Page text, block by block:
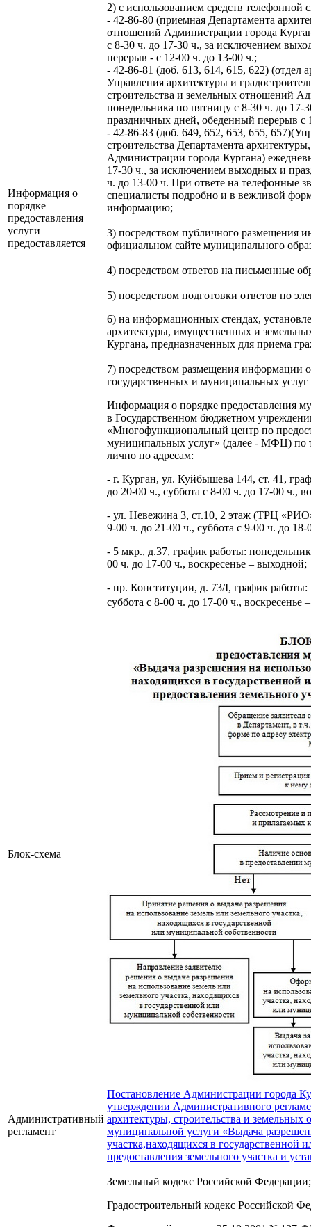
Информация о
порядке
предоставления
услуги
предоставляется
2) с использованием средств телефонной
- 42-86-80 (приемная Департамента
отношений Администрации города
с 8-30 ч. до 17-30 ч., за исключением
перерыв - с 12-00 ч. до 13-00 ч.;
- 42-86-81 (доб. 613, 614, 615, 622) (отдел
Управления архитектуры и
строительства и земельных отношений
понедельника по пятницу с 8-30 ч. до
праздничных дней, обеденный перерыв с
- 42-86-83 (доб. 649, 652, 653, 655,
строительства Департамента
Администрации города Кургана)
17-30 ч., за исключением выходных и
ч. до 13-00 ч. При ответе на телефонные
специалисты подробно и в вежливой
информацию;
3) посредством публичного размещения
официальном сайте муниципального
4) посредством ответов на письменные
5) посредством подготовки ответов по
6) на информационных стендах,
архитектуры, имущественных и
Кургана, предназначенных для приема
7) посредством размещения информации
государственных и муниципальных
Информация о порядке предоставления
в Государственном бюджетном
«Многофункциональный центр по
муниципальных услуг» (далее - МФЦ) по
лично по адресам:
- г. Курган, ул. Куйбышева 144, ст. 41,
до 20-00 ч., суббота с 8-00 ч. до 17-00 ч.,
- ул. Невежина 3, ст.10, 2 этаж (ТРЦ
9-00 ч. до 21-00 ч., суббота с 9-00 ч. до
- 5 мкр., д.37, график работы:
00 ч. до 17-00 ч., воскресенье – выходной;
- пр. Конституции, д. 73/I, график
суббота с 8-00 ч. до 17-00 ч., воскресенье
Блок-схема
Административный
регламент
Постановление Администрации города
утверждении Административного
архитектуры, строительства и
муниципальной услуги «Выдача
участка,находящихся в государственной
предоставления земельного участка и
Земельный кодекс Российской Федерации;
Градостроительный кодекс Российской